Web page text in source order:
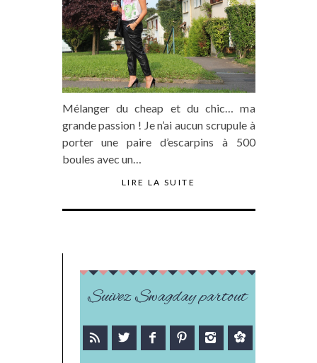
Mélanger du cheap et du chic… ma
grande passion ! Je n’ai aucun scrupule à
porter une paire d’escarpins à 500
boules avec un…
LIRE LA SUITE
Suivez Swagday partout